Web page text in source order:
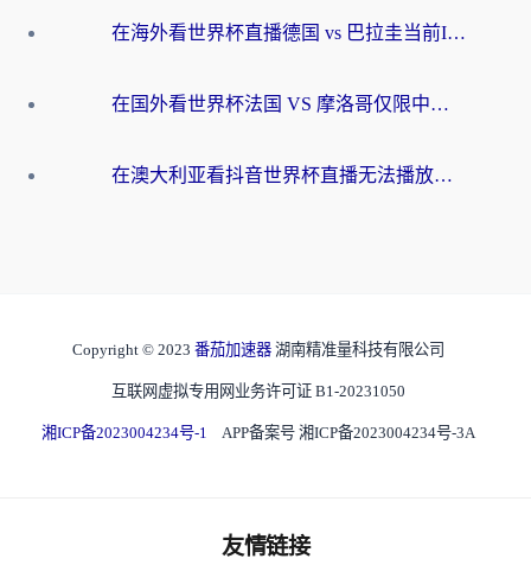
在海外看世界杯直播德国 vs 巴拉圭当前IP受限制？这篇指南帮你轻松解决地区限制
在国外看世界杯法国 VS 摩洛哥仅限中国大陆？别让地域限制拦下你的欢呼
在澳大利亚看抖音世界杯直播无法播放？海外党体育观赛终极指南来了！
Copyright © 2023 番茄加速器 湖南精准量科技有限公司
互联网虚拟专用网业务许可证 B1-20231050
湘ICP备2023004234号-1 APP备案号 湘ICP备2023004234号-3A
友情链接